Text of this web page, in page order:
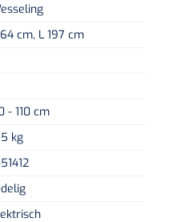
cm, L 197 cm
- 110 cm
kg